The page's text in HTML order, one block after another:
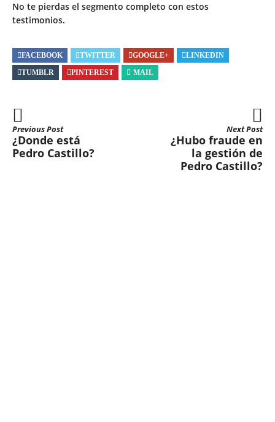
No te pierdas el segmento completo con estos
testimonios.
FACEBOOK TWITTER GOOGLE+
LINKEDIN
TUMBLR
PINTEREST MAIL
Previous Post
¿Donde está
Pedro Castillo?
Next Post
¿Hubo fraude en
la gestión de
Pedro Castillo?